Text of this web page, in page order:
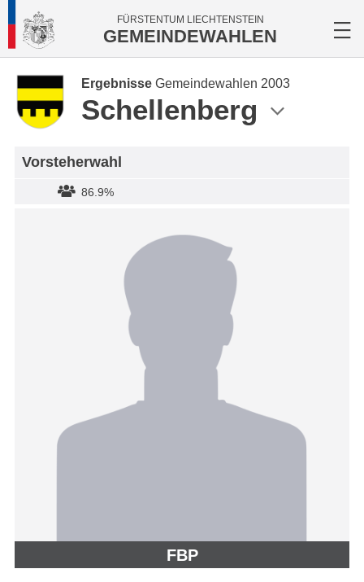
FÜRSTENTUM LIECHTENSTEIN
GEMEINDEWAHLEN
Ergebnisse Gemeindewahlen 2003
Schellenberg
Vorsteherwahl
86.9%
FBP